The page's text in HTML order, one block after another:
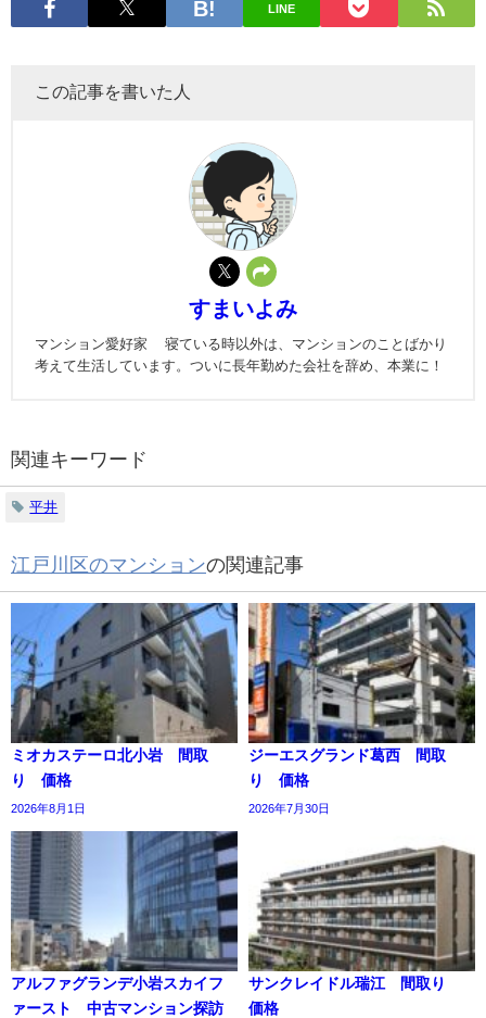
LINE
この記事を書いた人
すまいよみ
マンション愛好家 寝ている時以外は、マンションのことばかり
考えて生活しています。ついに長年勤めた会社を辞め、本業に！
関連キーワード
平井
江戸川区のマンションの関連記事
ミオカステーロ北小岩 間取
り 価格
2026年8月1日
ジーエスグランド葛西 間取
り 価格
2026年7月30日
アルファグランデ小岩スカイフ
ァースト 中古マンション探訪
サンクレイドル瑞江 間取り
価格